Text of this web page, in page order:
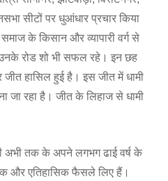
सीटों पर धुआंधार प्रचार किया
के किसान और व्यापारी वर्ग से
रोड शो भी सफल रहे। इन छह
जीत हासिल हुई है। इस जीत में धामी
जा रहा है। जीत के लिहाज से धामी
अभी तक के अपने लगभग ढाई वर्ष के
और एतिहासिक फैसले लिए हैं।